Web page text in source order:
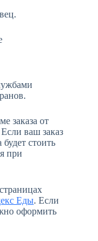
заказа от
ваш заказ
стоить
при
Еды. Если
оформить